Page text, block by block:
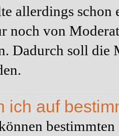
allerdings schon
noch von
Dadurch soll
ich auf